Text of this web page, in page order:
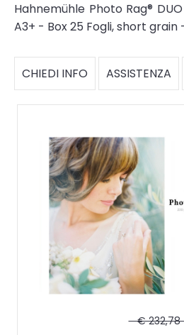
Hahnemühle Photo Rag®
A3+ - Box 25 Fogli, short grain
CHIEDI INFO ASSISTENZA
€